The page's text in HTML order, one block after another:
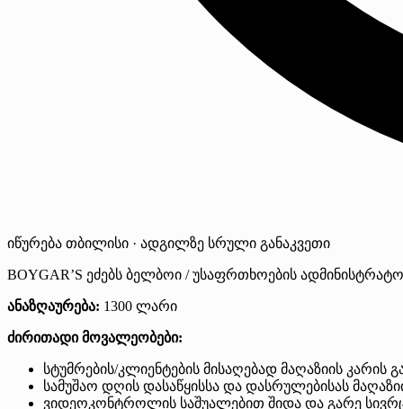
იწურება თბილისი · ადგილზე სრული განაკვეთი
BOYGAR’S ეძებს ბელბოი / უსაფრთხოების
ანაზღაურება: 1300 ლარი
ძირითადი მოვალეობები:
სტუმრების/კლიენტების მისაღებად მაღაზიის კარის
სამუშაო დღის დასაწყისსა და დასრულებისას
ვიდეოკონტროლის საშუალებით შიდა და გარე